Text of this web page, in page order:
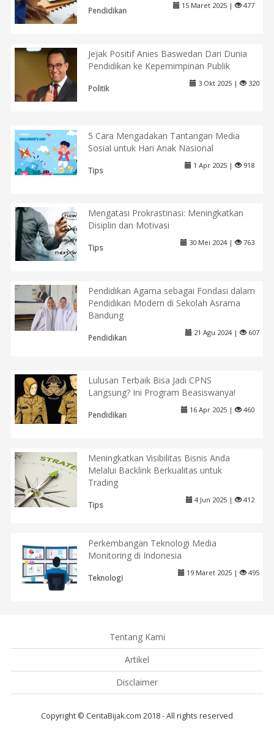
Pendidikan
15 Maret 2025 | 477
Jejak Positif Anies Baswedan Dari Dunia
Pendidikan ke Kepemimpinan Publik
Politik
3 Okt 2025 | 320
5 Cara Mengadakan Tantangan Media
Sosial untuk Hari Anak Nasional
Tips
1 Apr 2025 | 918
Mengatasi Prokrastinasi: Meningkatkan
Disiplin dan Motivasi
Tips
30 Mei 2024 | 763
Pendidikan Agama sebagai Fondasi dalam
Pendidikan Modern di Sekolah Asrama
Bandung
Pendidikan
21 Agu 2024 | 607
Lulusan Terbaik Bisa Jadi CPNS
Langsung? Ini Program Beasiswanya!
Pendidikan
16 Apr 2025 | 460
Meningkatkan Visibilitas Bisnis Anda
Melalui Backlink Berkualitas untuk
Trading
Tips
4 Jun 2025 | 412
Perkembangan Teknologi Media
Monitoring di Indonesia
Teknologi
19 Maret 2025 | 495
Tentang Kami
Artikel
Disclaimer
Copyright © CeritaBijak.com 2018 - All rights reserved